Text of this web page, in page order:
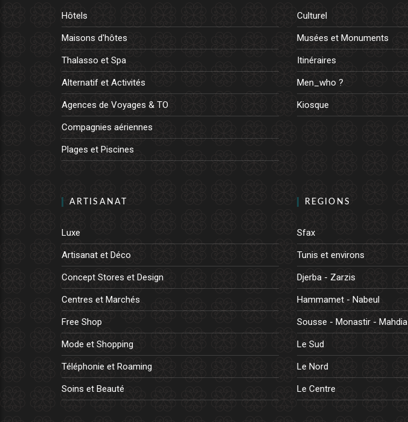
Hôtels
Maisons d'hôtes
Thalasso et Spa
Alternatif et Activités
Agences de Voyages & TO
Compagnies aériennes
Plages et Piscines
Culturel
Musées et Monuments
Itinéraires
Men_who ?
Kiosque
ARTISANAT
Luxe
Artisanat et Déco
Concept Stores et Design
Centres et Marchés
Free Shop
Mode et Shopping
Téléphonie et Roaming
Soins et Beauté
REGIONS
Sfax
Tunis et environs
Djerba - Zarzis
Hammamet - Nabeul
Sousse - Monastir - Mahdia
Le Sud
Le Nord
Le Centre